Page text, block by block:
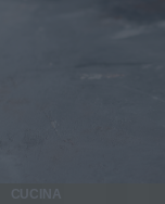
CUCINA